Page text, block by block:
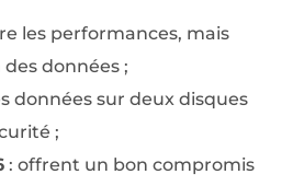
les performances, mais
données ;
données sur deux disques
;
: offrent un bon compromis